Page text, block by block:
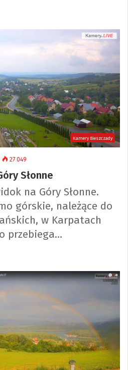
Kamery Bieszczady
27 049
Słonne
na Góry Słonne.
górskie, należące do
w Karpatach
przebiega…